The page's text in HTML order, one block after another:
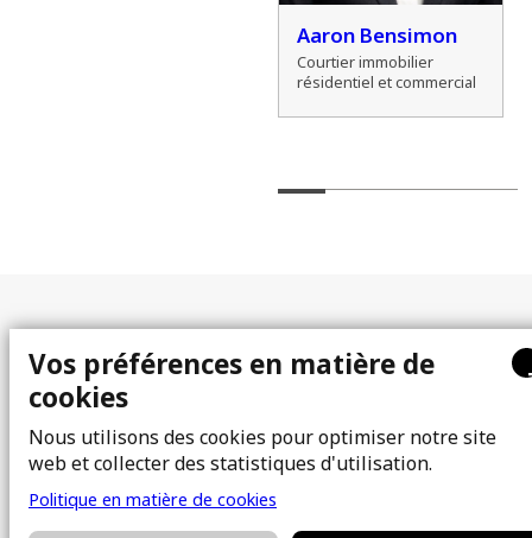
Aaron Bensimon
Courtier immobilier
résidentiel et commercial
Plan du site
À propos
Équipe
Photos
Courtiers immobiliers
Propriétés
Vendre
FAQ
Blogue
Contact
Vos préférences en matière de
cookies
Nous utilisons des cookies pour optimiser notre site
web et collecter des statistiques d'utilisation.
Politique en matière de cookies